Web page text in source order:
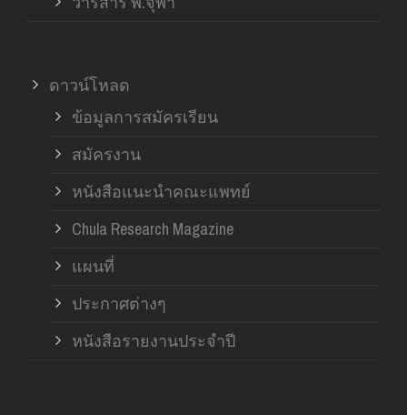
ดาวน์โหลด
ข้อมูลการสมัครเรียน
สมัครงาน
หนังสือแนะนำคณะแพทย์
Chula Research Magazine
แผนที่
ประกาศต่างๆ
หนังสือรายงานประจำปี